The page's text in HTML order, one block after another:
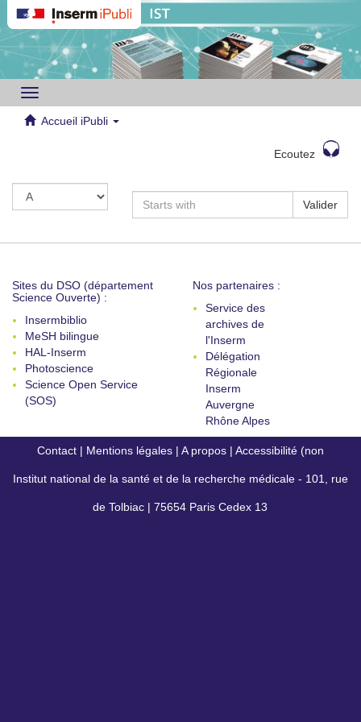
Toggle
navigation
Accueil iPubli
Ecoutez
Valider
Sites du DSO (département
Science Ouverte) :
Insermbiblio
MeSH bilingue
HAL-Inserm
Photoscience
Science Open Service
(SOS)
Nos partenaires :
Service des
archives de
l'Inserm
Délégation
Régionale
Inserm
Auvergne
Rhône Alpes
Contact | Mentions légales | A propos | Accessibilité (non
conforme)
Institut national de la santé et de la recherche médicale - 101, rue
de Tolbiac | 75654 Paris Cedex 13